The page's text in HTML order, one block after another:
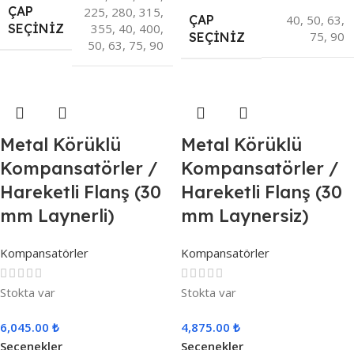
ÇAP
SEÇINIZ
225, 280, 315,
355, 40, 400,
50, 63, 75, 90
ÇAP
SEÇINIZ
40, 50, 63,
75, 90
Metal Körüklü
Kompansatörler /
Hareketli Flanş (30
mm Laynerli)
Kompansatörler
Stokta var
6,045.00 ₺
Seçenekler
Metal Körüklü
Kompansatörler /
Hareketli Flanş (30
mm Laynersiz)
Kompansatörler
Stokta var
4,875.00 ₺
Seçenekler